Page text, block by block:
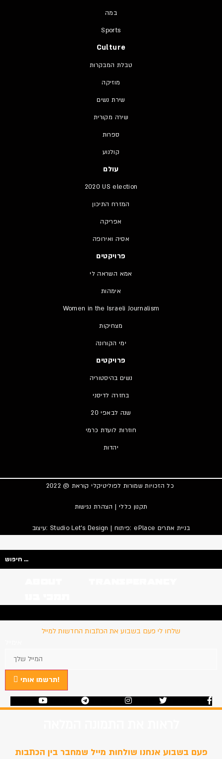
במה
Sports
Culture
טבלת המבקרות
מוזיקה
שירת נשים
שירה מקורית
ספרות
קולנוע
עולם
2020 US election
המזרח התיכון
אפריקה
אסיה ואירופה
פרויקטים
אמא השראה לי
אימהות
Women in the Israeli Journalism
מצחיקות
ימי הקורונה
פרויקטים
נשים בהיסטוריה
בחזרה לדיסני
20 שנה לבאפי
חוזרות לועדת כרמי
יהדות
תקנון כללי | הצהרת נגישות
עיצוב: Studio Let’s Design | פיתוח: ePlace בניית אתרים
Search
שלחו לי פעם בשבוע את הכתבות החדשות למייל
תרשמו אותי!
פעם בשבוע אנחנו שולחות מייל שמחבר בין הכתבות